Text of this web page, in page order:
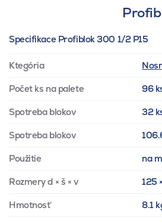
Specifikace Profiblok 300 1/2 P15
Ktegória
Počet ks na palete 96
Spotreba blokov 32
Spotreba blokov
Použitie na
Rozmery d × š × v 125
Hmotnosť 8.1